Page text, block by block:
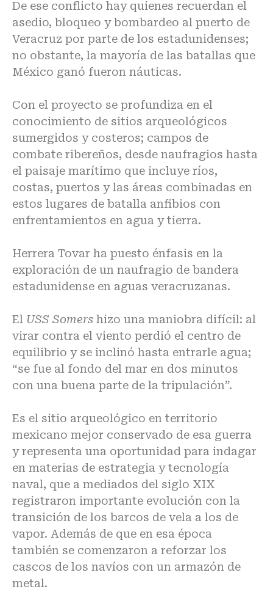
De ese conflicto hay quienes recuerdan el
asedio, bloqueo y bombardeo al puerto de
Veracruz por parte de los estadunidenses;
no obstante, la mayoría de las batallas que
México ganó fueron náuticas.
Con el proyecto se profundiza en el
conocimiento de sitios arqueológicos
sumergidos y costeros; campos de
combate ribereños, desde naufragios hasta
el paisaje marítimo que incluye ríos,
costas, puertos y las áreas combinadas en
estos lugares de batalla anfibios con
enfrentamientos en agua y tierra.
Herrera Tovar ha puesto énfasis en la
exploración de un naufragio de bandera
estadunidense en aguas veracruzanas.
El USS Somers hizo una maniobra difícil: al
virar contra el viento perdió el centro de
equilibrio y se inclinó hasta entrarle agua;
“se fue al fondo del mar en dos minutos
con una buena parte de la tripulación”.
Es el sitio arqueológico en territorio
mexicano mejor conservado de esa guerra
y representa una oportunidad para indagar
en materias de estrategia y tecnología
naval, que a mediados del siglo XIX
registraron importante evolución con la
transición de los barcos de vela a los de
vapor. Además de que en esa época
también se comenzaron a reforzar los
cascos de los navíos con un armazón de
metal.